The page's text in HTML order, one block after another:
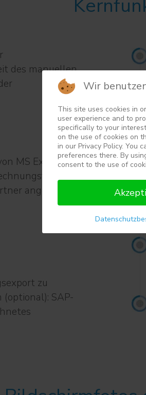
des manuellen
MS Excel zur
angepasst
zu
SAP-
Wir
This site uses cookies in
user experience and to
specifically to your
on the use of cookies on
in our Privacy Policy. You
preferences there. By
consent to the use of